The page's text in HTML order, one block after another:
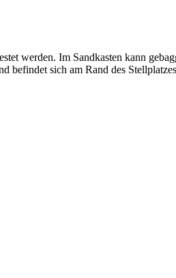
werden. Im Sandkasten kann
befindet sich am Rand des